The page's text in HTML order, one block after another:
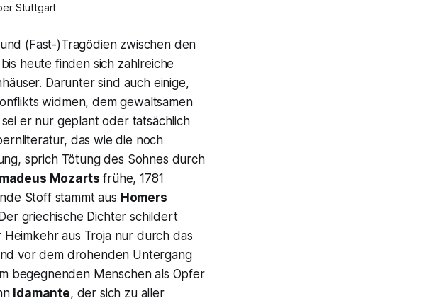
Stuttgart
(Fast-)Tragödien zwischen den
heute finden sich zahlreiche
Darunter sind auch einige,
widmen, dem gewaltsamen
er nur geplant oder tatsächlich
das wie die noch
sprich Tötung des Sohnes durch
Mozarts frühe, 1781
Stoff stammt aus Homers
griechische Dichter schildert
Heimkehr aus Troja nur durch das
vor dem drohenden Untergang
begegnenden Menschen als Opfer
Idamante, der sich zu aller